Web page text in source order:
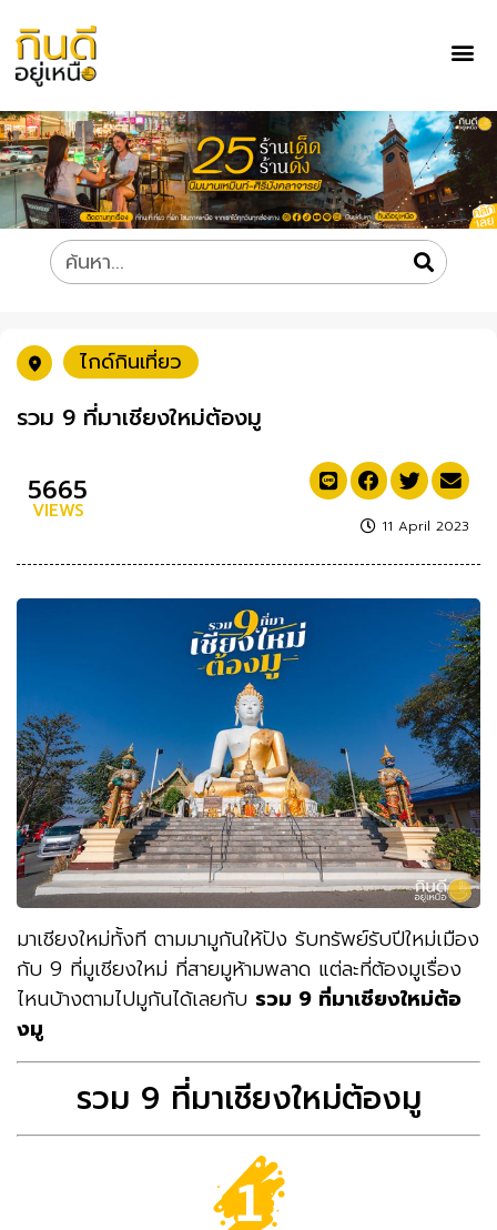
ไกด์กินเที่ยว
รวม 9 ที่มาเชียงใหม่ต้องมู
5665
VIEWS
11 April 2023
มาเชียงใหม่ทั้งที ตามมามูกันให้ปัง รับทรัพย์รับปีใหม่เมือง
กับ 9 ที่มูเชียงใหม่ ที่สายมูห้ามพลาด แต่ละที่ต้องมูเรื่อง
ไหนบ้างตามไปมูกันได้เลยกับ รวม 9 ที่มาเชียงใหม่ต้อ
งมู
รวม 9 ที่มาเชียงใหม่ต้องมู